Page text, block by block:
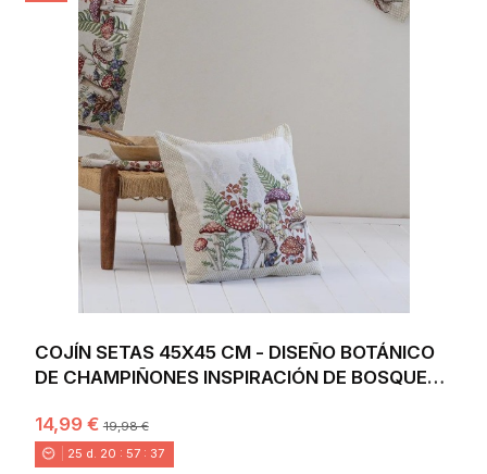
COJÍN SETAS 45X45 CM - DISEÑO BOTÁNICO
DE CHAMPIÑONES INSPIRACIÓN DE BOSQUE
14,99 €19,98 €
25 d. 20 : 57 : 36